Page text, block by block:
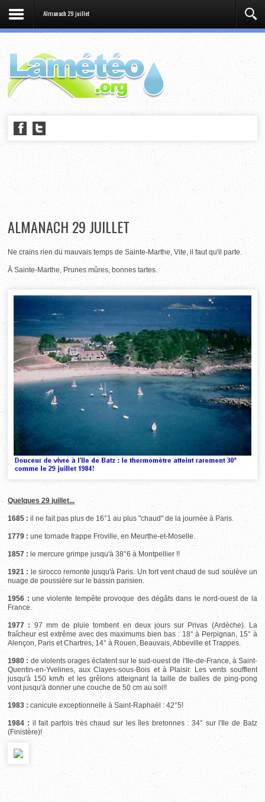
Almanach 29 juillet
ALMANACH 29 JUILLET
Ne crains rien du mauvais temps de Sainte-Marthe, Vite, il faut qu'il parte.
À Sainte-Marthe, Prunes mûres, bonnes tartes.
Quelques 29 juillet...
1685 : il ne fait pas plus de 16°1 au plus "chaud" de la journée à Paris.
1779 : une tornade frappe Froville, en Meurthe-et-Moselle.
1857 : le mercure grimpe jusqu'à 38°6 à Montpellier !!
1921 : le sirocco remonte jusqu'à Paris. Un fort vent chaud de sud soulève un
nuage de poussière sur le bassin parisien.
1956 : une violente tempête provoque des dégâts dans le nord-ouest de la
France.
1977 : 97 mm de pluie tombent en deux jours sur Privas (Ardèche). La
fraîcheur est extrême avec des maximums bien bas : 18° à Perpignan, 15° à
Alençon, Paris et Chartres, 14° à Rouen, Beauvais, Abbeville et Trappes.
1980 : de violents orages éclatent sur le sud-ouest de l'Ile-de-France, à Saint-
Quentin-en-Yvelines, aux Clayes-sous-Bois et à Plaisir. Les vents soufflent
jusqu'à 150 km/h et les grêlons atteignant la taille de balles de ping-pong
vont jusqu'à donner une couche de 50 cm au sol!!
1983 : canicule exceptionnelle à Saint-Raphaël : 42°5!
1984 : il fait parfois très chaud sur les îles bretonnes : 34° sur l'Ile de Batz
(Finistère)!